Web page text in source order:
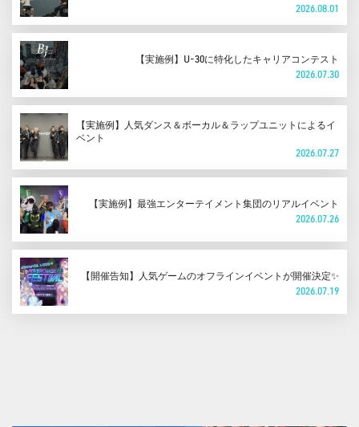
2026.08.01
【実施例】U-30に特化したキャリアコンテスト
2026.07.30
【実施例】人気ダンス＆ボーカル＆ラップユニットによるイ
ベント
2026.07.27
【実施例】最強エンターテイメント集団のリアルイベント
2026.07.26
【開催告知】人気ゲームのオフラインイベントが開催決定✨
2026.07.19